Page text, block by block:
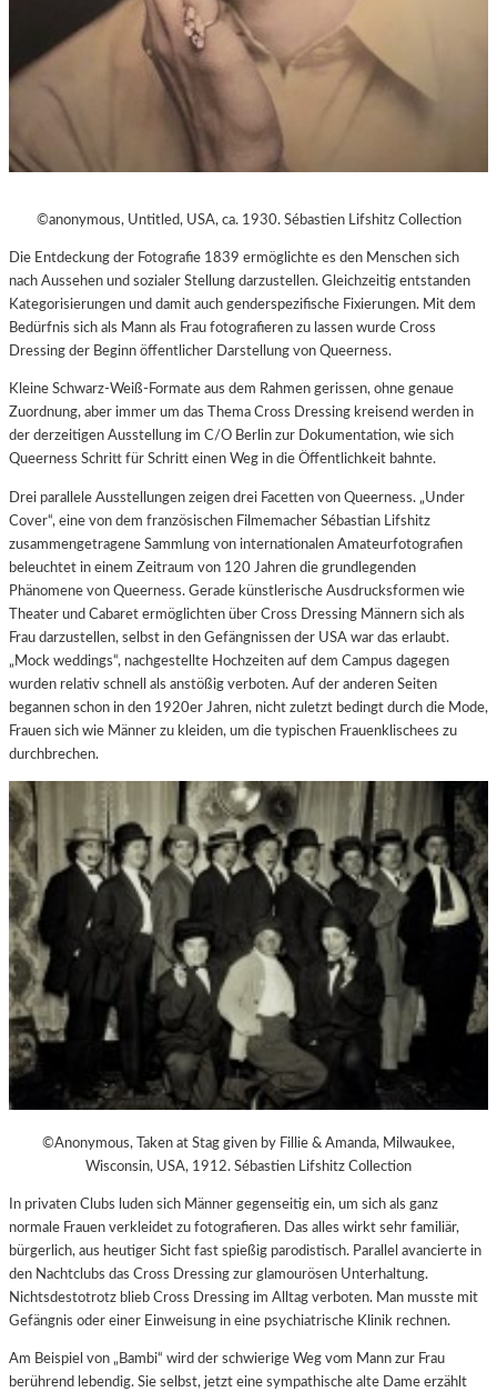
©anonymous, Untitled, USA, ca. 1930. Sébastien Lifshitz Collection
Die Entdeckung der Fotografie 1839 ermöglichte es den Menschen sich
nach Aussehen und sozialer Stellung darzustellen. Gleichzeitig entstanden
Kategorisierungen und damit auch genderspezifische Fixierungen. Mit dem
Bedürfnis sich als Mann als Frau fotografieren zu lassen wurde Cross
Dressing der Beginn öffentlicher Darstellung von Queerness.
Kleine Schwarz-Weiß-Formate aus dem Rahmen gerissen, ohne genaue
Zuordnung, aber immer um das Thema Cross Dressing kreisend werden in
der derzeitigen Ausstellung im C/O Berlin zur Dokumentation, wie sich
Queerness Schritt für Schritt einen Weg in die Öffentlichkeit bahnte.
Drei parallele Ausstellungen zeigen drei Facetten von Queerness. „Under
Cover“, eine von dem französischen Filmemacher Sébastian Lifshitz
zusammengetragene Sammlung von internationalen Amateurfotografien
beleuchtet in einem Zeitraum von 120 Jahren die grundlegenden
Phänomene von Queerness. Gerade künstlerische Ausdrucksformen wie
Theater und Cabaret ermöglichten über Cross Dressing Männern sich als
Frau darzustellen, selbst in den Gefängnissen der USA war das erlaubt.
„Mock weddings“, nachgestellte Hochzeiten auf dem Campus dagegen
wurden relativ schnell als anstößig verboten. Auf der anderen Seiten
begannen schon in den 1920er Jahren, nicht zuletzt bedingt durch die Mode,
Frauen sich wie Männer zu kleiden, um die typischen Frauenklischees zu
durchbrechen.
©Anonymous, Taken at Stag given by Fillie & Amanda, Milwaukee,
Wisconsin, USA, 1912. Sébastien Lifshitz Collection
In privaten Clubs luden sich Männer gegenseitig ein, um sich als ganz
normale Frauen verkleidet zu fotografieren. Das alles wirkt sehr familiär,
bürgerlich, aus heutiger Sicht fast spießig parodistisch. Parallel avancierte in
den Nachtclubs das Cross Dressing zur glamourösen Unterhaltung.
Nichtsdestotrotz blieb Cross Dressing im Alltag verboten. Man musste mit
Gefängnis oder einer Einweisung in eine psychiatrische Klinik rechnen.
Am Beispiel von „Bambi“ wird der schwierige Weg vom Mann zur Frau
berührend lebendig. Sie selbst, jetzt eine sympathische alte Dame erzählt